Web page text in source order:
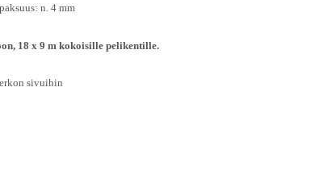
n. 4 mm
18 x 9 m kokoisille pelikentille.
sivuihin